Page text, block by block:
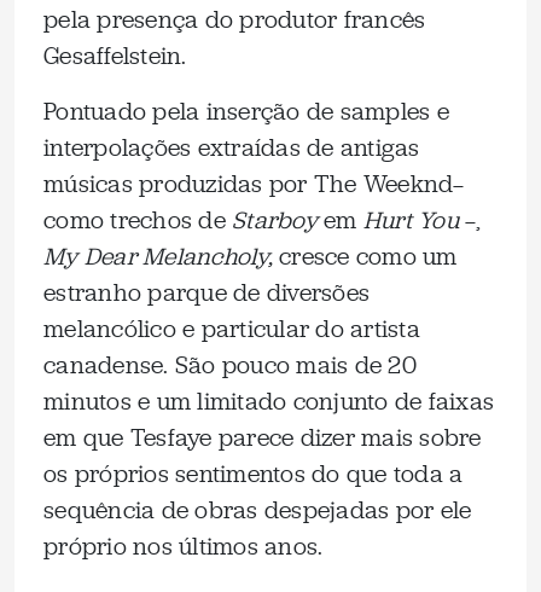
pela presença do produtor francês
Gesaffelstein.
Pontuado pela inserção de samples e
interpolações extraídas de antigas
músicas produzidas por The Weeknd—
como trechos deStarboyem Hurt You—,
My Dear Melancholy,cresce como um
estranho parque de diversões
melancólico e particular do artista
canadense. São pouco mais de 20
minutos e um limitado conjunto de faixas
em que Tesfaye parece dizer mais sobre
os próprios sentimentos do que toda a
sequência de obras despejadas por ele
próprio nos últimos anos.